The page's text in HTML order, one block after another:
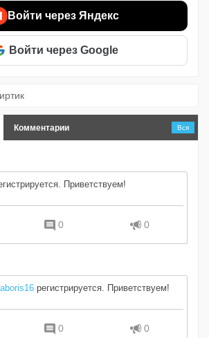
Войти через Яндекс
Войти через Google
Комментарии Вся
Приветствуем!
0 0
регистрируется. Приветствуем!
0 0